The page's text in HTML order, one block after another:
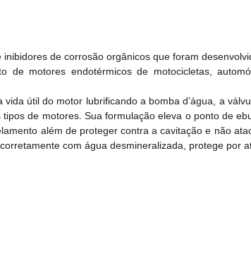
de corrosão orgânicos que foram
motores endotérmicos de motocicletas,
útil do motor lubrificando a bomba d’água, a
de motores. Sua formulação eleva o ponto de
além de proteger contra a cavitação e não
com água desmineralizada, protege por